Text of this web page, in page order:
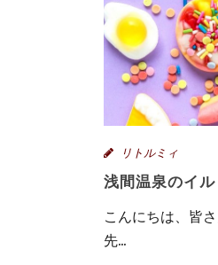
リトルミィ
浅間温泉のイ
こんにちは、皆
先...